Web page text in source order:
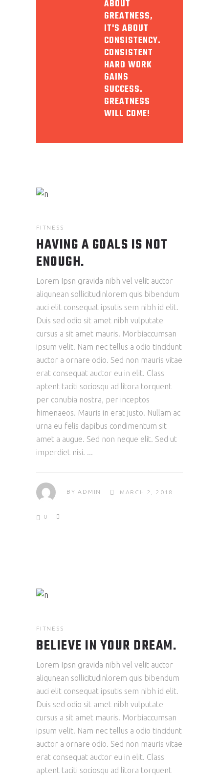
ABOUT
GREATNESS,
IT'S ABOUT
CONSISTENCY.
CONSISTENT
HARD WORK
GAINS
SUCCESS.
GREATNESS
WILL COME!
FITNESS
HAVING A GOALS IS NOT
ENOUGH.
Lorem Ipsn gravida nibh vel velit auctor
aliqunean sollicitudinlorem quis bibendum
auci elit consequat ipsutis sem nibh id elit.
Duis sed odio sit amet nibh vulputate
cursus a sit amet mauris. Morbiaccumsan
ipsum velit. Nam nec tellus a odio tincidunt
auctor a ornare odio. Sed non mauris vitae
erat consequat auctor eu in elit. Class
aptent taciti sociosqu ad litora torquent
per conubia nostra, per inceptos
himenaeos. Mauris in erat justo. Nullam ac
urna eu felis dapibus condimentum sit
amet a augue. Sed non neque elit. Sed ut
imperdiet nisi.
BYADMIN MARCH 2, 2018
0
FITNESS
BELIEVE IN YOUR DREAM.
Lorem Ipsn gravida nibh vel velit auctor
aliqunean sollicitudinlorem quis bibendum
auci elit consequat ipsutis sem nibh id elit.
Duis sed odio sit amet nibh vulputate
cursus a sit amet mauris. Morbiaccumsan
ipsum velit. Nam nec tellus a odio tincidunt
auctor a ornare odio. Sed non mauris vitae
erat consequat auctor eu in elit. Class
aptent taciti sociosqu ad litora torquent